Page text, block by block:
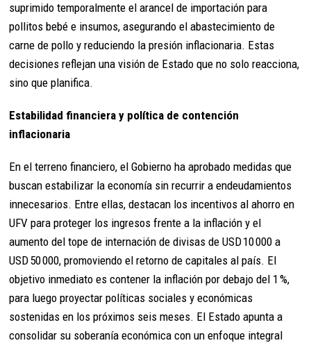
suprimido temporalmente el arancel de importación para
pollitos bebé e insumos, asegurando el abastecimiento de
carne de pollo y reduciendo la presión inflacionaria. Estas
decisiones reflejan una visión de Estado que no solo reacciona,
sino que planifica.
Estabilidad financiera y política de contención
inflacionaria
En el terreno financiero, el Gobierno ha aprobado medidas que
buscan estabilizar la economía sin recurrir a endeudamientos
innecesarios. Entre ellas, destacan los incentivos al ahorro en
UFV para proteger los ingresos frente a la inflación y el
aumento del tope de internación de divisas de USD 10 000 a
USD 50 000, promoviendo el retorno de capitales al país. El
objetivo inmediato es contener la inflación por debajo del 1 %,
para luego proyectar políticas sociales y económicas
sostenidas en los próximos seis meses. El Estado apunta a
consolidar su soberanía económica con un enfoque integral